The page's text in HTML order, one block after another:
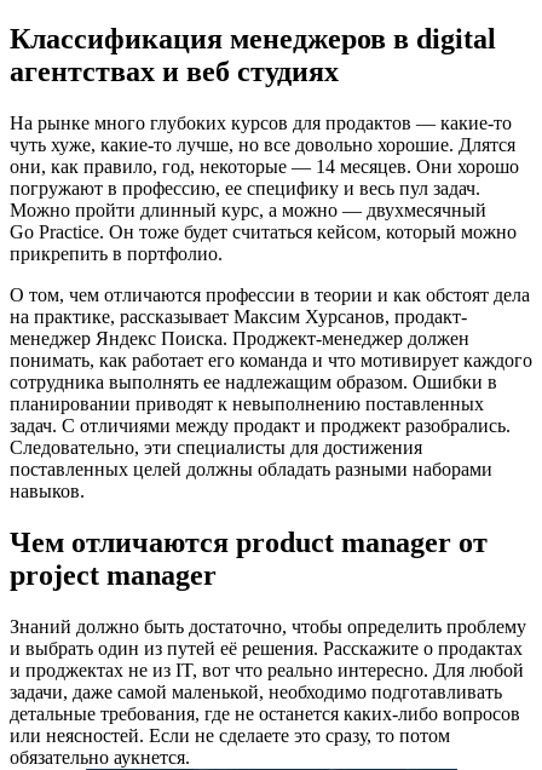
Классификация менеджеров в digital
агентствах и веб студиях
На рынке много глубоких курсов для продактов — какие-то
чуть хуже, какие-то лучше, но все довольно хорошие. Длятся
они, как правило, год, некоторые — 14 месяцев. Они хорошо
погружают в профессию, ее специфику и весь пул задач.
Можно пройти длинный курс, а можно — двухмесячный
Go Practice. Он тоже будет считаться кейсом, который можно
прикрепить в портфолио.
О том, чем отличаются профессии в теории и как обстоят дела
на практике, рассказывает Максим Хурсанов, продакт-
менеджер Яндекс Поиска. Проджект-менеджер должен
понимать, как работает его команда и что мотивирует каждого
сотрудника выполнять ее надлежащим образом. Ошибки в
планировании приводят к невыполнению поставленных
задач. С отличиями между продакт и проджект разобрались.
Следовательно, эти специалисты для достижения
поставленных целей должны обладать разными наборами
навыков.
Чем отличаются product manager от
project manager
Знаний должно быть достаточно, чтобы определить проблему
и выбрать один из путей её решения. Расскажите о продактах
и проджектах не из IT, вот что реально интересно. Для любой
задачи, даже самой маленькой, необходимо подготавливать
детальные требования, где не останется каких-либо вопросов
или неясностей. Если не сделаете это сразу, то потом
обязательно аукнется.